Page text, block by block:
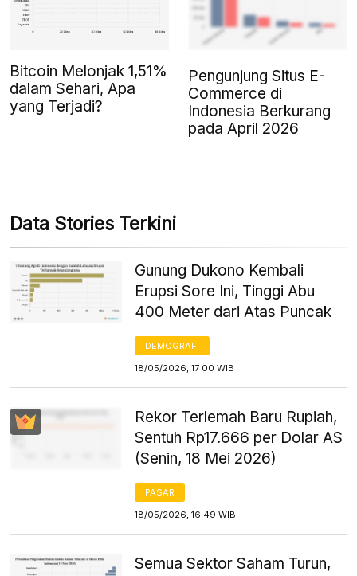
Bitcoin Melonjak 1,51%
dalam Sehari, Apa
yang Terjadi?
Pengunjung Situs E-
Commerce di
Indonesia Berkurang
pada April 2026
Data Stories Terkini
Gunung Dukono Kembali
Erupsi Sore Ini, Tinggi Abu
400 Meter dari Atas Puncak
DEMOGRAFI
18/05/2026, 17:00 WIB
Rekor Terlemah Baru Rupiah,
Sentuh Rp17.666 per Dolar AS
(Senin, 18 Mei 2026)
PASAR
18/05/2026, 16:49 WIB
Semua Sektor Saham Turun,